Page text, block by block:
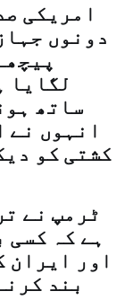
امریکی
دونوں
لگایا
ساتھ
انہوں نے
کشتی کو
ٹرمپ نے
ہے کہ کسی
اور ایران
بند